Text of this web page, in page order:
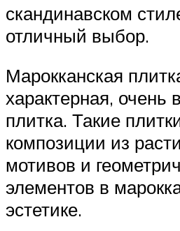
скандинавском
отличный выбор.
Марокканская
характерная, очень
плитка. Такие
композиции из
мотивов и
элементов в
эстетике.